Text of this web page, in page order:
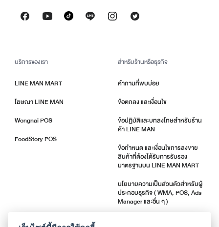
บริการของเรา
LINE MAN MART
โฆษณา LINE MAN
Wongnai POS
FoodStory POS
สำหรับร้านหรือธุรกิจ
คำถามที่พบบ่อย
ข้อตกลง และเงื่อนไข
ข้อปฏิบัติและบทลงโทษสำหรับร้าน
ค้า LINE MAN
ข้อกำหนด และเงื่อนไขการลงขาย
สินค้าที่ต้องได้รับการรับรอง
มาตรฐานบน LINE MAN MART
นโยบายความเป็นส่วนตัวสำหรับผู้
ประกอบธุรกิจ ( WMA, POS, Ads
Manager และอื่น ๆ )